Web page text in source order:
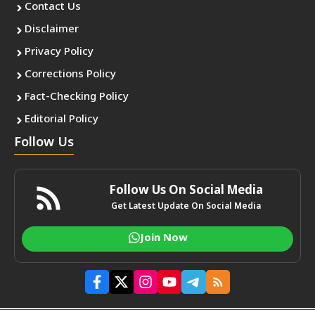
Contact Us
Disclaimer
Privacy Policy
Corrections Policy
Fact-Checking Policy
Editorial Policy
Follow Us
Follow Us On Social Media
Get Latest Update On Social Media
Join Now